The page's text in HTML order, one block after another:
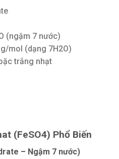
(ngậm 7 nước)
mol (dạng 7H2O)
trắng nhạt
(FeSO4) Phổ Biến
– Ngậm 7 nước)